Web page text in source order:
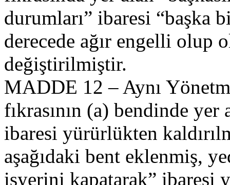
durumları” ibaresi “başka
derecede ağır engelli olup
değiştirilmiştir.
MADDE 12 – Aynı
fıkrasının (a) bendinde
ibaresi yürürlükten
aşağıdaki bent eklenmiş,
işyerini kapatarak” ibaresi